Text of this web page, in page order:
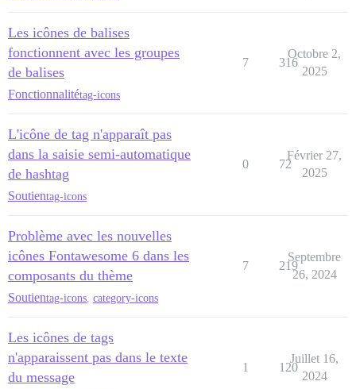
Les icônes de balises
fonctionnent avec les groupes
de balises
Fonctionnalitétag-icons
7 316
Octobre 2,
2025
L'icône de tag n'apparaît pas
dans la saisie semi-automatique
de hashtag
Soutientag-icons
0 72
Février 27,
2025
Problème avec les nouvelles
icônes Fontawesome 6 dans les
composants du thème
Soutientag-icons category-icons
7 219
Septembre
26, 2024
Les icônes de tags
n'apparaissent pas dans le texte
du message
1 120
Juillet 16,
2024